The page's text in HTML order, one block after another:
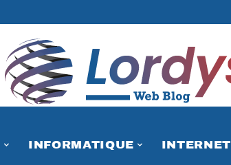
INFORMATIQUE INTERNET